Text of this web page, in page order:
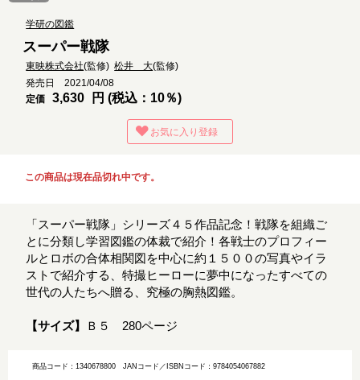
学研の図鑑
スーパー戦隊
東映株式会社(監修)松井 大(監修)
発売日 2021/04/08
定価
3,630 円 (税込：10％)
お気に入り登録
この商品は現在品切れ中です。
「スーパー戦隊」シリーズ４５作品記念！戦隊を組織ご
とに分類し学習図鑑の体裁で紹介！各戦士のプロフィー
ルとロボの合体相関図を中心に約１５００の写真やイラ
ストで紹介する、特撮ヒーローに夢中になったすべての
世代の人たちへ贈る、究極の胸熱図鑑。
【サイズ】 Ｂ５ 280ページ
商品コード：1340678800JANコード／ISBNコード：9784054067882